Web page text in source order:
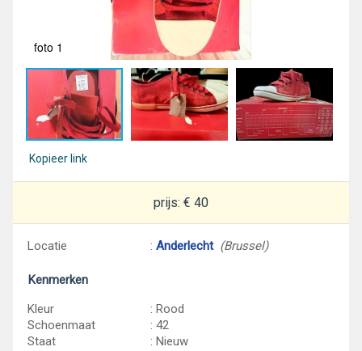
foto 1
Kopieer link
prijs: € 40
Locatie : Anderlecht (Brussel)
Kenmerken
Kleur
: Rood
Schoenmaat
: 42
Staat
: Nieuw